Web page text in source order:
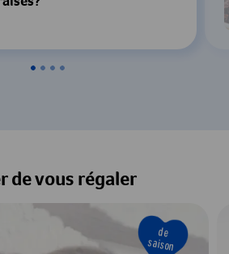
& Afficher
de vous régaler
de
saison